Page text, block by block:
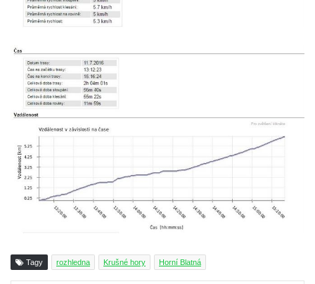
Tagy rozhledna Krušné hory Horní Blatná